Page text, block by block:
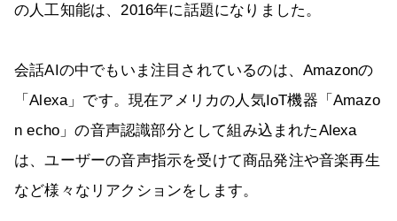
の人工知能は、2016年に話題になりました。
会話AIの中でもいま注目されているのは、Amazonの
「Alexa」です。現在アメリカの人気IoT機器「Amazo
n echo」の音声認識部分として組み込まれたAlexa
は、ユーザーの音声指示を受けて商品発注や音楽再生
など様々なリアクションをします。